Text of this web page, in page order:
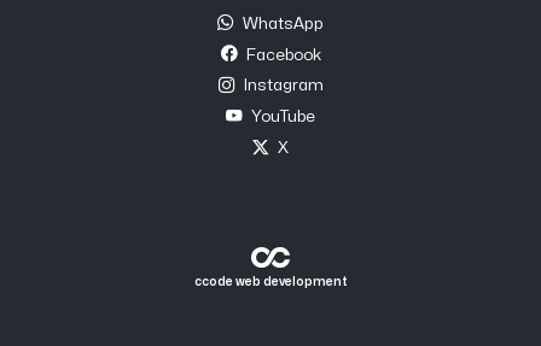
WhatsApp
Facebook
Instagram
YouTube
X
ccode web development